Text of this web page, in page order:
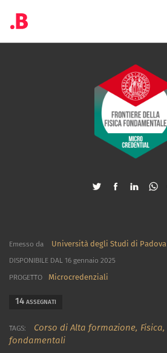
Emesso da Università degli Studi di Padova
DISPONIBILE DAL 16 gennaio 2025
PROGETTO
Microcredenziali
14 ASSEGNATI
TAGS: Corso di Alta formazione, Fisica,
fondamentali